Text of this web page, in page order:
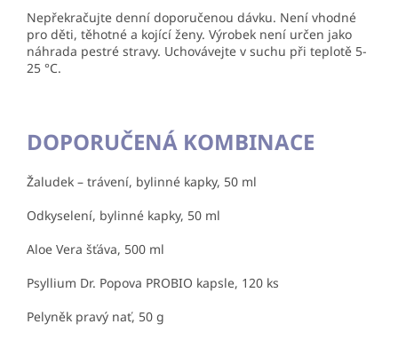
Nepřekračujte denní doporučenou dávku. Není vhodné
pro děti, těhotné a kojící ženy. Výrobek není určen jako
náhrada pestré stravy. Uchovávejte v suchu při teplotě 5-
25 °C.
DOPORUČENÁ KOMBINACE
Žaludek – trávení, bylinné kapky, 50 ml
Odkyselení, bylinné kapky, 50 ml
Aloe Vera šťáva, 500 ml
Psyllium Dr. Popova PROBIO kapsle, 120 ks
Pelyněk pravý nať, 50 g